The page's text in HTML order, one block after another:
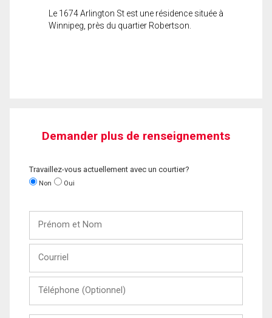
Le 1674 Arlington St est une résidence située à
Winnipeg, près du quartier Robertson.
Demander plus de renseignements
Travaillez-vous actuellement avec un courtier?
Non Oui
Nom
(Optionnel)
Message